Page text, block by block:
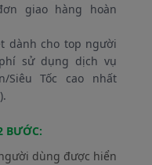
giao hàng hoàn
dành cho top người
sử dụng dịch vụ
Siêu Tốc cao nhất
BƯỚC:
dùng được hiển